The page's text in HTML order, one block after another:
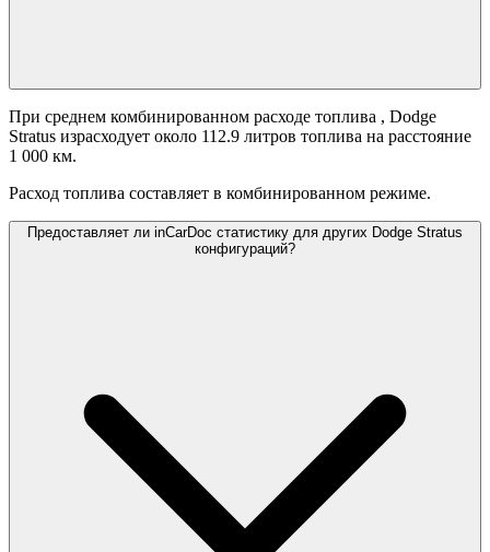
При среднем комбинированном расходе топлива , Dodge
Stratus израсходует около 112.9 литров топлива на расстояние
1 000 км.
Расход топлива составляет в комбинированном режиме.
Предоставляет ли inCarDoc статистику для других Dodge Stratus
конфигураций?